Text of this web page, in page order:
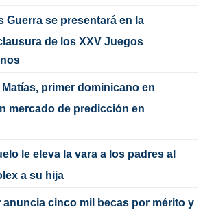
Guerra se presentará en la
de los XXV Juegos
primer dominicano en
mercado de predicción en
le eleva la vara a los padres al
a su hija
anuncia cinco mil becas por mérito y